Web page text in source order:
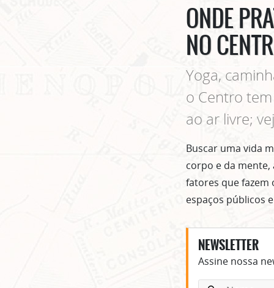
ONDE
NO
Yoga,
o Centro
ao ar livre;
Buscar uma vida
corpo e da mente,
fatores que fazem
espaços públicos
NEWSLETTER
Assine nossa